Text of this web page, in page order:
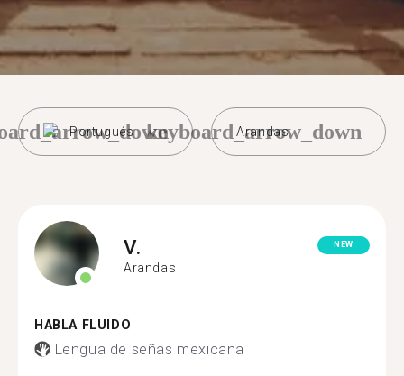
Portugués Arandas
keyboard_arrow_down
V.
Arandas
NEW
HABLA FLUIDO
Lengua de señas mexicana